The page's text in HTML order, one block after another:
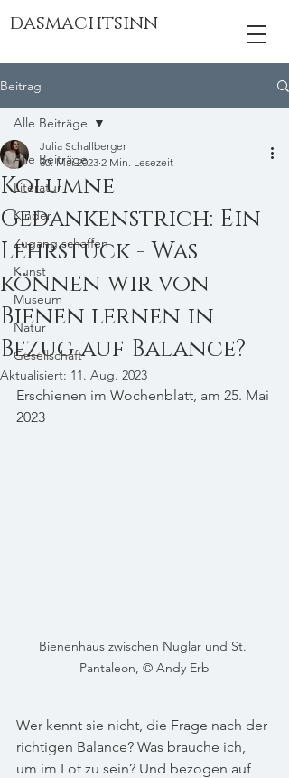
dasmachtsinn
Beitrag
Alle Beiträge
Literatur
Kinder
Zugang schaffen
Kunst
Museum
Natur
Gesellschaft
Alle Beiträge
Kolumne
Gedankenstrich: Ein
Lehrstück - Was
können wir von
Bienen lernen in
Bezug auf Balance?
Julia Schallberger
30. Mai 2023 2 Min. Lesezeit
Aktualisiert: 11. Aug. 2023
Erschienen im Wochenblatt, am 25. Mai
2023
Bienenhaus zwischen Nuglar und St.
Pantaleon, © Andy Erb
Wer kennt sie nicht, die Frage nach der
richtigen Balance? Was brauche ich,
um im Lot zu sein? Und bezogen auf